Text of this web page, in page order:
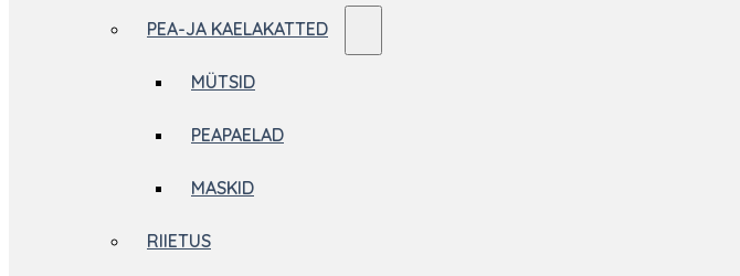
PEA-JA KAELAKATTED
MÜTSID
PEAPAELAD
MASKID
RIIETUS